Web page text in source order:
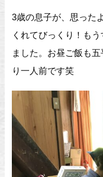
3歳の息子が、思った
くれてびっくり！も
ました。お昼ご飯も
り一人前です笑